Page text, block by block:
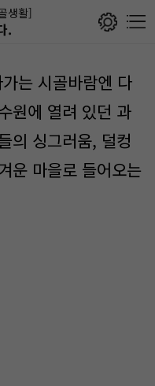
생활]
.
는 시골바람엔 다
원에 열려 있던 과
의 싱그러움, 덜컹
운 마을로 들어오는